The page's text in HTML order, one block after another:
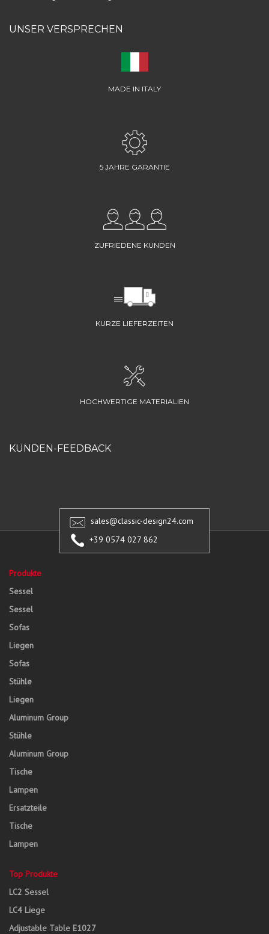
UNSER VERSPRECHEN
MADE IN ITALY
5 JAHRE GARANTIE
ZUFRIEDENE KUNDEN
KURZE LIEFERZEITEN
HOCHWERTIGE MATERIALIEN
KUNDEN-FEEDBACK
sales@classic-design24.com
+39 0574 027 862
Produkte
Sessel
Sessel
Sofas
Liegen
Sofas
Stühle
Liegen
Aluminum Group
Stühle
Aluminum Group
Tische
Lampen
Ersatzteile
Tische
Lampen
Top Produkte
LC2 Sessel
LC4 Liege
Adjustable Table E1027